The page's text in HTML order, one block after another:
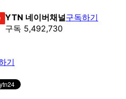
YTN 네이버채널
구독 5,492,730
구독하기
기